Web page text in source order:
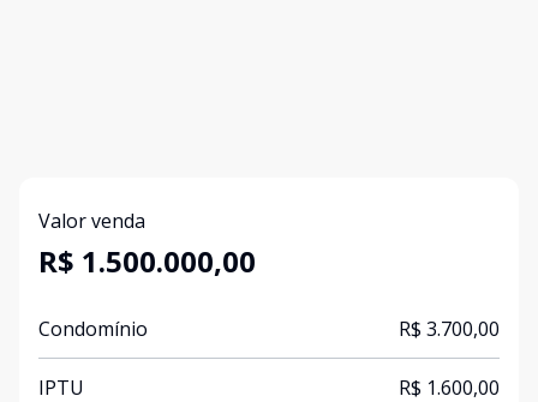
Valor venda
R$ 1.500.000,00
Condomínio R$ 3.700,00
IPTU R$ 1.600,00